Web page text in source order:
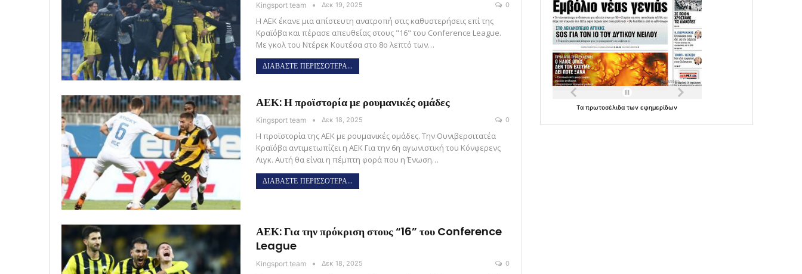
Kingsport team Δεκ 19, 2025 0
Η ΑΕΚ έκανε μια απίστευτη ανατροπή στις καθυστερήσεις επί της
Κραϊόβα και πέρασε απευθείας στους "16" του Conference League.
Με γκολ του Ντέρεκ Κουτέσα στο 8ο λεπτό των…
ΔΙΑΒΑΣΤΕ ΠΕΡΙΣΣΟΤΕΡΑ...
ΑΕΚ: Η προϊστορία με ρουμανικές ομάδες
Kingsport team Δεκ 18, 2025 0
Η προϊστορία της ΑΕΚ με ρουμανικές ομάδες. Την Ουνιβερσιτατέα
Κραϊόβα αντιμετωπίζει η ΑΕΚ Για την 6η αγωνιστική του Κόνφερενς
Λιγκ. Αυτή θα είναι η πέμπτη φορά που η Ένωση…
ΔΙΑΒΑΣΤΕ ΠΕΡΙΣΣΟΤΕΡΑ...
ΑΕΚ: Για την πρόκριση στους “16” του Conference
League
Kingsport team Δεκ 18, 2025 0
Ταπρωτοσέλιδατωνεφημερίδων